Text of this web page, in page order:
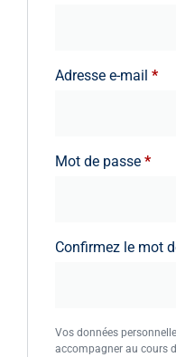
Adresse e-mail *
Mot de passe *
Confirmez le mot
Vos données
accompagner au cours